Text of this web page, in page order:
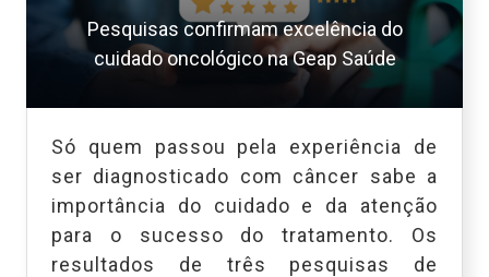
Pesquisas confirmam excelência do
cuidado oncológico na Geap Saúde
Só quem passou pela experiência de
ser diagnosticado com câncer sabe a
importância do cuidado e da atenção
para o sucesso do tratamento. Os
resultados de três pesquisas de